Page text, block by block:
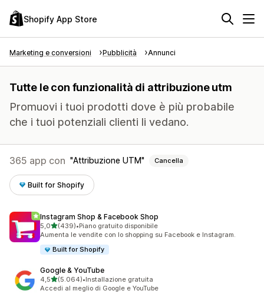
Shopify App Store
Marketing e conversioni Pubblicità Annunci
Tutte le con funzionalità di attribuzione utm
Promuovi i tuoi prodotti dove è più probabile
che i tuoi potenziali clienti li vedano.
365 app con Attribuzione UTM Cancella
Built for Shopify
Instagram Shop & Facebook Shop
5,0stelle su 5
(439)
439 recensioni totali
•Piano gratuito disponibile
Aumenta le vendite con lo shopping su Facebook e Instagram.
Built for Shopify
Google & YouTube
4,5stelle su 5
(5.064)
5064 recensioni totali
•Installazione gratuita
Accedi al meglio di Google e YouTube